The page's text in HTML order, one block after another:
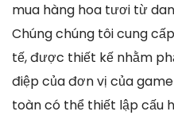
mua hàng hoa tươi từ
Chúng chúng tôi cung
tế, được thiết kế nhằm
điệp của đơn vị của
toàn có thể thiết lập cấu